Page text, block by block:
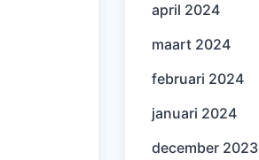
april 2024
maart 2024
februari 2024
januari 2024
december 2023